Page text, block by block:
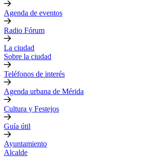
Agenda de eventos
Radio Fórum
La ciudad
Sobre la ciudad
Teléfonos de interés
Agenda urbana de Mérida
Cultura y Festejos
Guía útil
Ayuntamiento
Alcalde